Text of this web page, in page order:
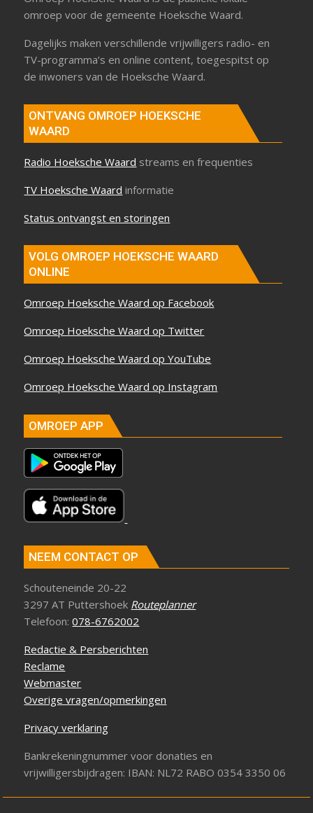
omroep voor de gemeente Hoeksche Waard.
Dagelijks maken verschillende vrijwilligers radio- en
TV-programma’s en online content, toegespitst op
de inwoners van de Hoeksche Waard.
ONTVANG OMROEP HOEKSCHE
WAARD
Radio Hoeksche Waard streams en frequenties
TV Hoeksche Waard informatie
Status ontvangst en storingen
VOLG OMROEP HOEKSCHE WAARD
ONLINE
Omroep Hoeksche Waard op Facebook
Omroep Hoeksche Waard op Twitter
Omroep Hoeksche Waard op YouTube
Omroep Hoeksche Waard op Instagram
OMROEP APP
NEEM CONTACT OP
Schouteneinde 20-22
3297 AT Puttershoek Routeplanner
Telefoon:078-6762002
Redactie & Persberichten
Reclame
Webmaster
Overige vragen/opmerkingen
Privacy verklaring
Bankrekeningnummer voor donaties en
vrijwilligersbijdragen: IBAN: NL72 RABO 0354 3350 06